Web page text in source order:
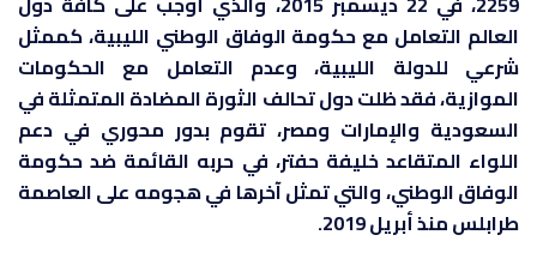
العالم التعامل مع حكومة الوفاق الوطني الليبية، كممثل
شرعي للدولة الليبية، وعدم التعامل مع الحكومات
الموازية، فقد ظلت دول تحالف الثورة المضادة المتمثلة في
السعودية والإمارات ومصر، تقوم بدور محوري في دعم
اللواء المتقاعد خليفة حفتر، في حربه القائمة ضد حكومة
الوفاق الوطني، والتي تمثل آخرها في هجومه على العاصمة
طرابلس منذ أبريل 2019.